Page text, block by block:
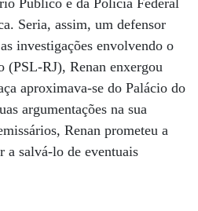
Público e da Polícia Federal
Seria, assim, um defensor
investigações envolvendo o
(PSL-RJ), Renan enxergou
aproximava-se do Palácio do
argumentações na sua
Renan prometeu a
a salvá-lo de eventuais